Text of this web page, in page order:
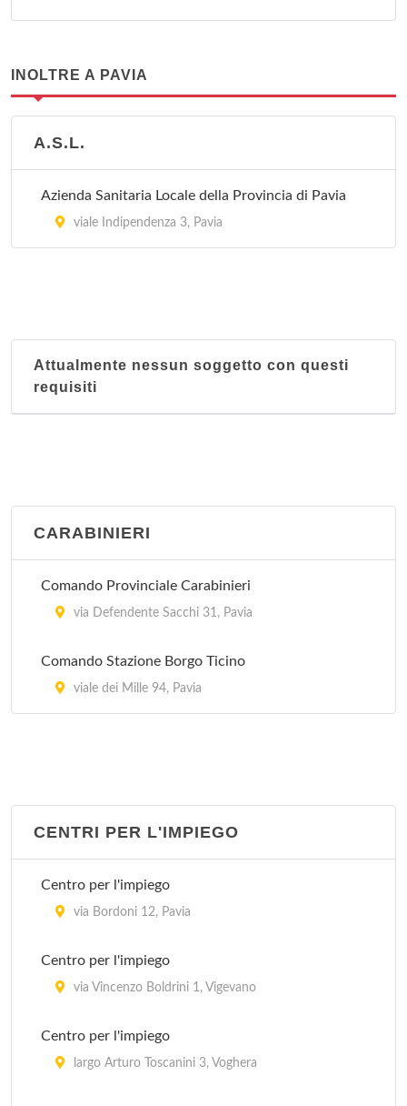
INOLTRE A PAVIA
A.S.L.
Azienda Sanitaria Locale della Provincia di Pavia
viale Indipendenza 3, Pavia
Attualmente nessun soggetto con questi
requisiti
CARABINIERI
Comando Provinciale Carabinieri
via Defendente Sacchi 31, Pavia
Comando Stazione Borgo Ticino
viale dei Mille 94, Pavia
CENTRI PER L'IMPIEGO
Centro per l'impiego
via Bordoni 12, Pavia
Centro per l'impiego
via Vincenzo Boldrini 1, Vigevano
Centro per l'impiego
largo Arturo Toscanini 3, Voghera